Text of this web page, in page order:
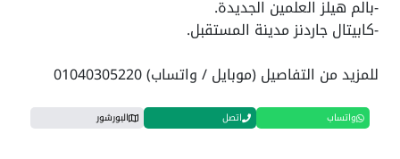
-بالم هيلز العلمين الجديدة.
-كابيتال جاردنز مدينة المستقبل.
للمزيد من التفاصيل (موبايل / واتساب) 01040305220
واتساب اتصل البورشور